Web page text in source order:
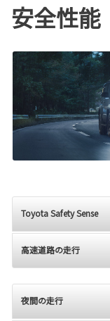
安全性能
Toyota Safety Sense
高速道路の走行
夜間の走行